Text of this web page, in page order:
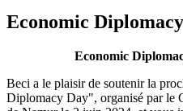
Economic
Economic
Beci a le plaisir de soutenir la
Diplomacy Day", organisé par le